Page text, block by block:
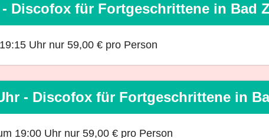
- Discofox für Fortgeschrittene in Bad
Uhr nur 59,00 € pro Person
- Discofox für Fortgeschrittene in
19:00 Uhr nur 59,00 € pro Person